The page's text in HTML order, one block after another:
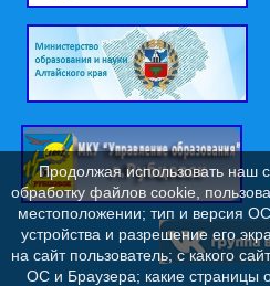
Продолжая использовать наш
обработку файлов cookie,
местоположении; тип и версия
устройства и разрешение его
на сайт пользователь; с какого
ОС и Браузера; какие страницы